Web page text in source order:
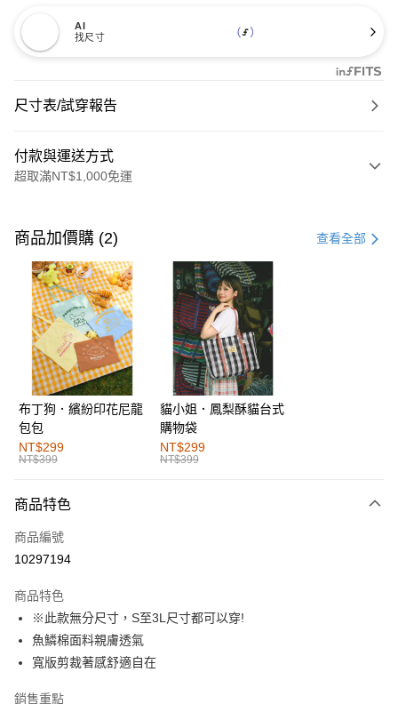
AI
找尺寸
尺寸表/試穿報告
付款與運送方式
超取滿NT$1,000免運
信用卡一次付款
購物金
超商取貨付款
LINE Pay
街口支付
運送方式
全家取貨付款
每筆NT$60，滿NT$1,000(含以上)免運費
付款後全家取貨
萊爾富取貨付款
付款後萊爾富取貨
每筆NT$60，滿NT$1,000(含以上)免運費
7-11取貨付款
每筆NT$60，滿NT$1,000(含以上)免運費
商品加價購 (2) 查看全部
布丁狗．繽紛印花尼龍
包包
NT$299
NT$399
貓小姐．鳳梨酥貓台式
購物袋
NT$299
NT$399
商品特色
商品編號
10297194
商品特色
※此款無分尺寸，S至3L尺寸都可以穿!
魚鱗棉面料親膚透氣
寬版剪裁著感舒適自在
銷售重點